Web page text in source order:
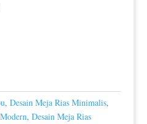
, Desain Meja Rias Minimalis,
, Desain Meja Rias